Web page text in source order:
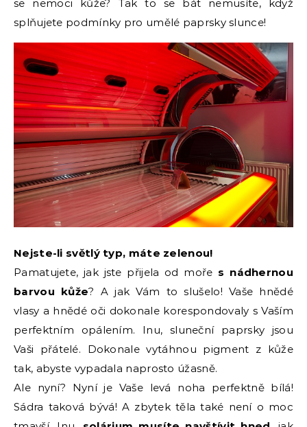
se nemoci kůže? Tak to se bát nemusíte, když
splňujete podmínky pro umělé paprsky slunce!
Nejste-li světlý typ, máte zelenou!
Pamatujete, jak jste přijela od moře s nádhernou
barvou kůže? A jak Vám to slušelo! Vaše hnědé
vlasy a hnědé oči dokonale korespondovaly s Vaším
perfektním opálením. Inu, sluneční paprsky jsou
Vaši přátelé. Dokonale vytáhnou pigment z kůže
tak, abyste vypadala naprosto úžasně.
Ale nyní? Nyní je Vaše levá noha perfektně bílá!
Sádra taková bývá! A zbytek těla také není o moc